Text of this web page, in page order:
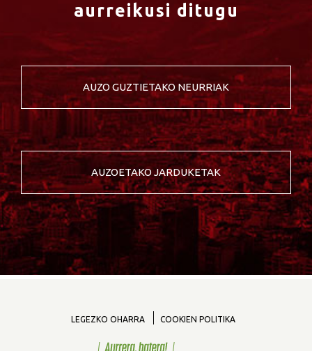
aurreikusi ditugu
AUZO GUZTIETAKO NEURRIAK
AUZOETAKO JARDUKETAK
LEGEZKO OHARRA COOKIEN POLITIKA